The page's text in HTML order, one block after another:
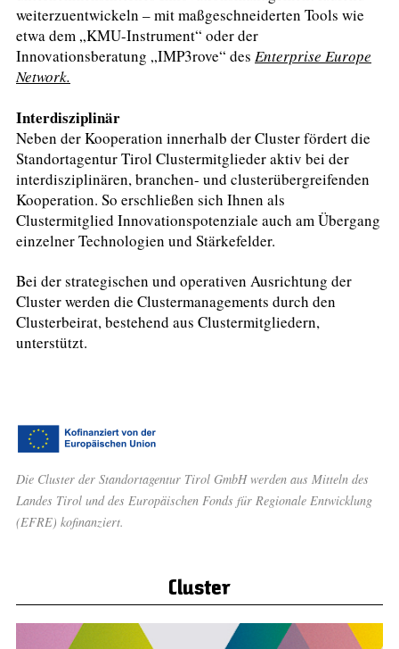
weiterzuentwickeln – mit maßgeschneiderten Tools wie
etwa dem „KMU-Instrument“ oder der
Innovationsberatung „IMP3rove“ des Enterprise Europe
Network.
Interdisziplinär
Neben der Kooperation innerhalb der Cluster fördert die
Standortagentur Tirol Clustermitglieder aktiv bei der
interdisziplinären, branchen- und clusterübergreifenden
Kooperation. So erschließen sich Ihnen als
Clustermitglied Innovationspotenziale auch am Übergang
einzelner Technologien und Stärkefelder.
Bei der strategischen und operativen Ausrichtung der
Cluster werden die Clustermanagements durch den
Clusterbeirat, bestehend aus Clustermitgliedern,
unterstützt.
Die Cluster der Standortagentur Tirol GmbH werden aus Mitteln des
Landes Tirol und des Europäischen Fonds für Regionale Entwicklung
(EFRE) kofinanziert.
Cluster